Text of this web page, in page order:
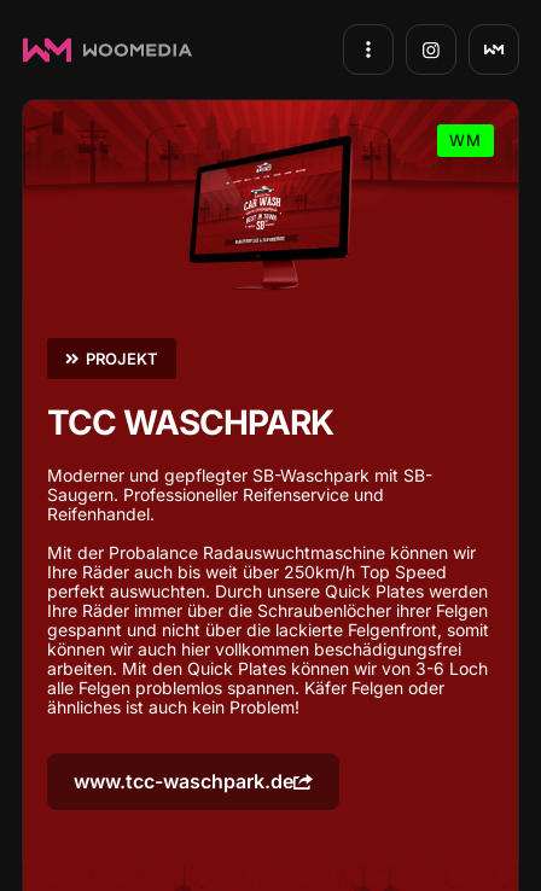
WM
PROJEKT
TCC WASCHPARK
Moderner und gepflegter SB-Waschpark mit SB-
Saugern. Professioneller Reifenservice und
Reifenhandel.
Mit der Probalance Radauswuchtmaschine können wir
Ihre Räder auch bis weit über 250km/h Top Speed
perfekt auswuchten. Durch unsere Quick Plates werden
Ihre Räder immer über die Schraubenlöcher ihrer Felgen
gespannt und nicht über die lackierte Felgenfront, somit
können wir auch hier vollkommen beschädigungsfrei
arbeiten. Mit den Quick Plates können wir von 3-6 Loch
alle Felgen problemlos spannen. Käfer Felgen oder
ähnliches ist auch kein Problem!
www.tcc-waschpark.de